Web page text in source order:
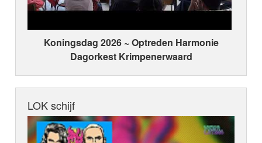
Koningsdag 2026 ~ Optreden Harmonie
Dagorkest Krimpenerwaard
LOK schijf